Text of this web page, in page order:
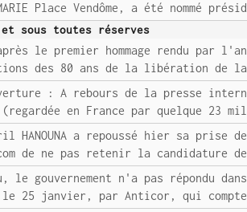
Place Vendôme, a été nommé
et sous toutes réserves
le premier hommage rendu par
des 80 ans de la libération de
: A rebours de la presse
(regardée en France par quelque 23
HANOUNA a repoussé hier sa prise
de ne pas retenir la candidature
le gouvernement n'a pas répondu
le 25 janvier, par Anticor, qui